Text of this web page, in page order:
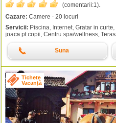
(comentarii:1 ).
Cazare: Camere - 20 locuri
Servicii: Piscina, Internet, Gratar in
joaca pt copii, Centru spa/wellness,
Suna
Tichete
Vacanță